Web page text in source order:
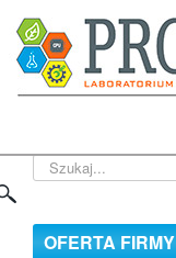
Szukaj...
OFERTA FIRMY